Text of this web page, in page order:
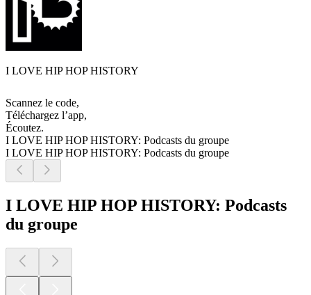
I LOVE HIP HOP HISTORY
Scannez le code,
Téléchargez l’app,
Écoutez.
I LOVE HIP HOP HISTORY: Podcasts du groupe
I LOVE HIP HOP HISTORY: Podcasts du groupe
I LOVE HIP HOP HISTORY: Podcasts
du groupe